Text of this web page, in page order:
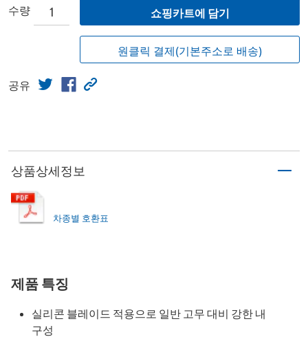
수량 쇼핑카트에 담기
원클릭 결제(기본주소로 배송)
공유
상품상세정보
차종별 호환표
제품 특징
실리콘 블레이드 적용으로 일반 고무 대비 강한 내
구성